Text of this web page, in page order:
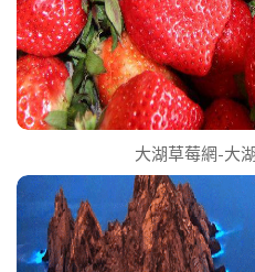
大湖草莓網-大